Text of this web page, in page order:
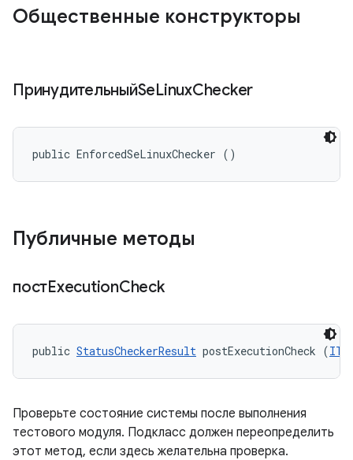
Общественные конструкторы
ПринудительныйSeLinuxChecker
public EnforcedSeLinuxChecker ()
Публичные методы
постExecutionCheck
public StatusCheckerResult postExecutionCheck (
Проверьте состояние системы после выполнения
тестового модуля. Подкласс должен переопределить
этот метод, если здесь желательна проверка.